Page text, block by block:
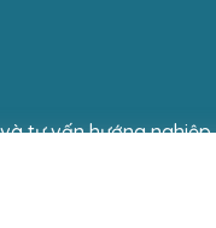
tư vấn hướng nghiệp.